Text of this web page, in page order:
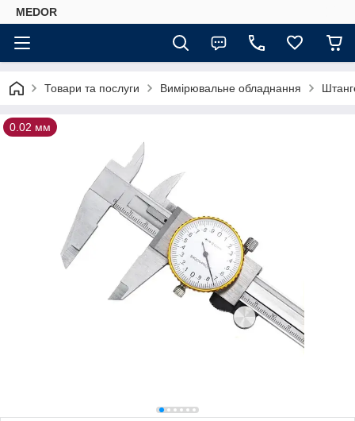
MEDOR
Товари та послуги Вимірювальне обладнання
0.02 мм